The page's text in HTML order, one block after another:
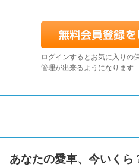
ログインするとお気に入りの
管理が出来るようになります
あなたの愛車、今いくら